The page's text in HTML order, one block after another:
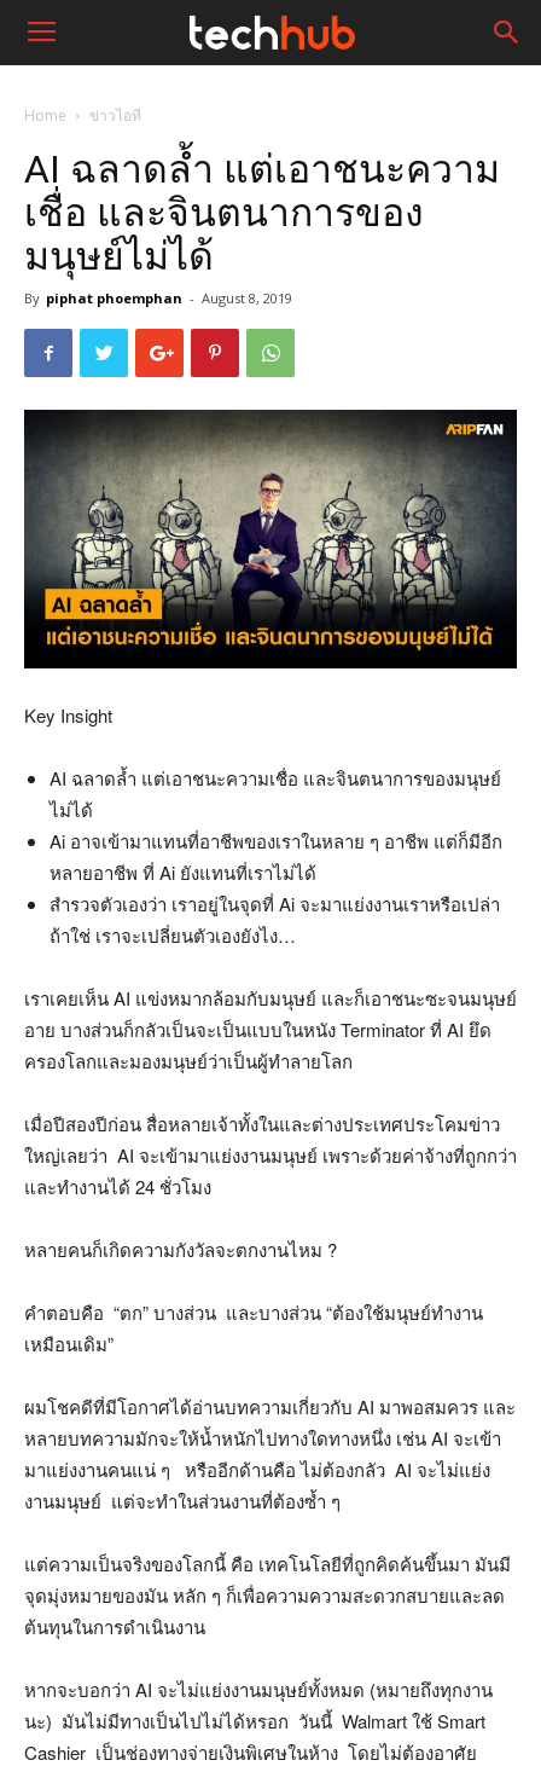
Home ข่าวไอที
AI ฉลาดล้ำ แต่เอาชนะความ
เชื่อ และจินตนาการของ
มนุษย์ไม่ได้
By piphat phoemphan - August 8, 2019
Key Insight
AI ฉลาดล้ำ แต่เอาชนะความเชื่อ และจินตนาการของมนุษย์
ไม่ได้
Ai อาจเข้ามาแทนที่อาชีพของเราในหลาย ๆ อาชีพ แต่ก็มีอีก
หลายอาชีพ ที่ Ai ยังแทนที่เราไม่ได้
สำรวจตัวเองว่า เราอยู่ในจุดที่ Ai จะมาแย่งงานเราหรือเปล่า
ถ้าใช่ เราจะเปลี่ยนตัวเองยังไง…
เราเคยเห็น AI แข่งหมากล้อมกับมนุษย์ และก็เอาชนะซะจนมนุษย์
อาย บางส่วนก็กลัวเป็นจะเป็นแบบในหนัง Terminator ที่ AI ยึด
ครองโลกและมองมนุษย์ว่าเป็นผู้ทำลายโลก
เมื่อปีสองปีก่อน สื่อหลายเจ้าทั้งในและต่างประเทศประโคมข่าว
ใหญ่เลยว่า AI จะเข้ามาแย่งงานมนุษย์ เพราะด้วยค่าจ้างที่ถูกกว่า
และทำงานได้ 24 ชั่วโมง
หลายคนก็เกิดความกังวัลจะตกงานไหม ?
คำตอบคือ “ตก” บางส่วน และบางส่วน “ต้องใช้มนุษย์ทำงาน
เหมือนเดิม”
ผมโชคดีที่มีโอกาศได้อ่านบทความเกี่ยวกับ AI มาพอสมควร และ
หลายบทความมักจะให้น้ำหนักไปทางใดทางหนึ่ง เช่น AI จะเข้า
มาแย่งงานคนแน่ ๆ หรืออีกด้านคือ ไม่ต้องกลัว AI จะไม่แย่ง
งานมนุษย์ แต่จะทำในส่วนงานที่ต้องซ้ำ ๆ
แต่ความเป็นจริงของโลกนี้ คือ เทคโนโลยีที่ถูกคิดค้นขึ้นมา มันมี
จุดมุ่งหมายของมัน หลัก ๆ ก็เพื่อความความสะดวกสบายและลด
ต้นทุนในการดำเนินงาน
หากจะบอกว่า AI จะไม่แย่งงานมนุษย์ทั้งหมด (หมายถึงทุกงาน
นะ) มันไม่มีทางเป็นไปไม่ได้หรอก วันนี้ Walmart ใช้ Smart
Cashier เป็นช่องทางจ่ายเงินพิเศษในห้าง โดยไม่ต้องอาศัย